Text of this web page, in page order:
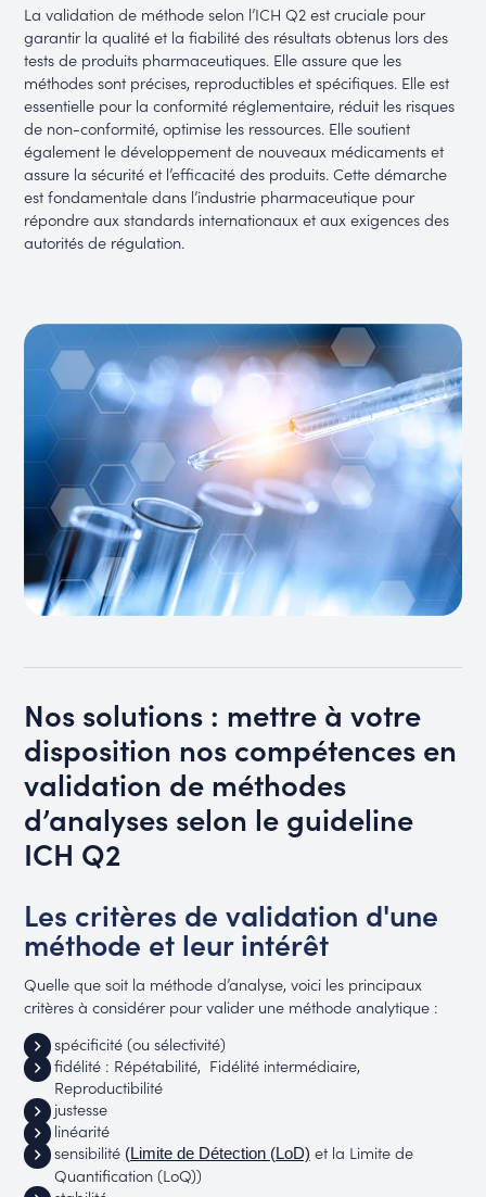
La validation de méthode selon l’ICH Q2 est cruciale pour
garantir la qualité et la fiabilité des résultats obtenus lors des
tests de produits pharmaceutiques. Elle assure que les
méthodes sont précises, reproductibles et spécifiques. Elle est
essentielle pour la conformité réglementaire, réduit les risques
de non-conformité, optimise les ressources. Elle soutient
également le développement de nouveaux médicaments et
assure la sécurité et l’efficacité des produits. Cette démarche
est fondamentale dans l’industrie pharmaceutique pour
répondre aux standards internationaux et aux exigences des
autorités de régulation.
Nos solutions : mettre à votre
disposition nos compétences en
validation de méthodes
d’analyses selon le guideline
ICH Q2
Les critères de validation d'une
méthode et leur intérêt
Quelle que soit la méthode d’analyse, voici les principaux
critères à considérer pour valider une méthode analytique :
spécificité (ou sélectivité)
fidélité : Répétabilité, Fidélité intermédiaire,
Reproductibilité
justesse
linéarité
sensibilité (Limite de Détection (LoD) et la Limite de
Quantification (LoQ))